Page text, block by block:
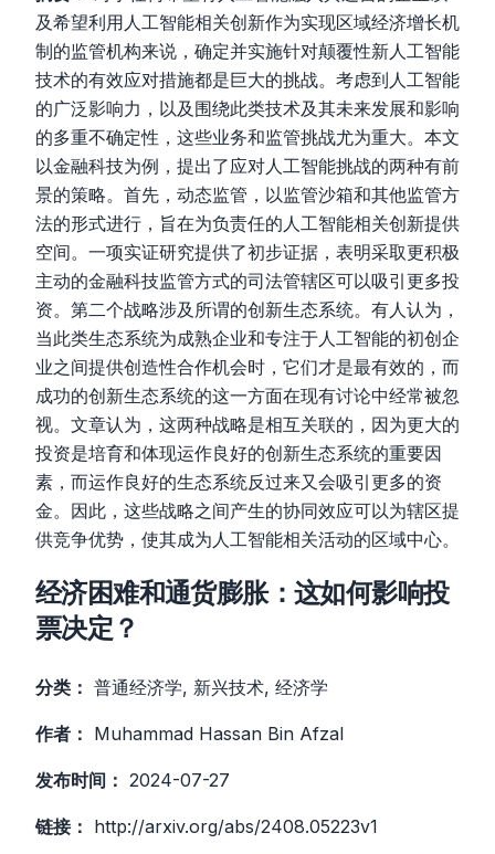
及希望利用人工智能相关创新作为实现区域经济增长机
制的监管机构来说，确定并实施针对颠覆性新人工智能
技术的有效应对措施都是巨大的挑战。考虑到人工智能
的广泛影响力，以及围绕此类技术及其未来发展和影响
的多重不确定性，这些业务和监管挑战尤为重大。本文
以金融科技为例，提出了应对人工智能挑战的两种有前
景的策略。首先，动态监管，以监管沙箱和其他监管方
法的形式进行，旨在为负责任的人工智能相关创新提供
空间。一项实证研究提供了初步证据，表明采取更积极
主动的金融科技监管方式的司法管辖区可以吸引更多投
资。第二个战略涉及所谓的创新生态系统。有人认为，
当此类生态系统为成熟企业和专注于人工智能的初创企
业之间提供创造性合作机会时，它们才是最有效的，而
成功的创新生态系统的这一方面在现有讨论中经常被忽
视。文章认为，这两种战略是相互关联的，因为更大的
投资是培育和体现运作良好的创新生态系统的重要因
素，而运作良好的生态系统反过来又会吸引更多的资
金。因此，这些战略之间产生的协同效应可以为辖区提
供竞争优势，使其成为人工智能相关活动的区域中心。
经济困难和通货膨胀：这如何影响投
票决定？
分类： 普通经济学, 新兴技术, 经济学
作者： Muhammad Hassan Bin Afzal
发布时间： 2024-07-27
链接： http://arxiv.org/abs/2408.05223v1